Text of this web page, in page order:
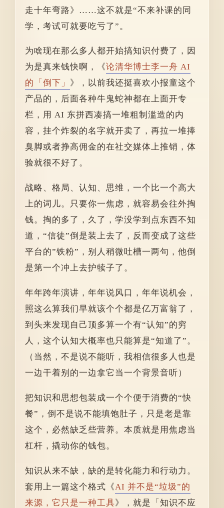
走十年弯路》……这不就是“不来补课的同
学，考试可就要吃亏了”。
为啥现在那么多人都开始搞知识付费了，因
为是真来钱快啊，《论清华博士李一舟 AI
的「倒下」 》，以前我还挺喜欢小报童这个
产品的，后面各种牛鬼蛇神都在上面开专
栏，用 AI 东拼西凑搞一堆粗制滥造的内
容，挂个炸裂的名字就开卖了，再拉一堆捧
臭脚或者挣高佣金的在社交媒体上推销，体
验就很不好了。
战略、格局、认知、思维，一个比一个高大
上的词儿。只要你一焦虑，就容易会往外掏
钱。掏的多了，久了，学没学到点东西不知
道，“信徒”倒是装上去了，反而变成了这些
平台的”铁粉”，别人稍微吐槽一两句，他倒
是第一个冲上去护犊子了。
年年跨年演讲，年年说风口，年年说机会，
照这么算我们早就该个个都是亿万富翁了，
到头来发现自己顶多算一个有“认知”的穷
人，这个认知大概率也只能算是“知道了”。
（当然，不是说不能听，我相信很多人也是
一边干着别的一边拿它当一个背景音听）
把知识和思想包装成一个个便于消费的“快
餐”，倒不是说不能填饱肚子，只是老是靠
这个，必然缺乏些营养。本质就是用焦虑当
杠杆，撬动你的钱包。
知识从来不缺，缺的是转化能力和行动力。
套用上一篇这个格式《AI 并不是“垃圾”的
来源，它只是一种工具》，就是「知识不应